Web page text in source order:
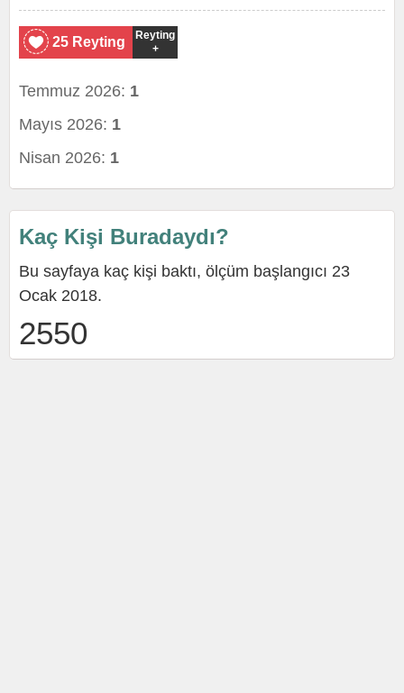
25 Reyting
Reyting
+
Temmuz 2026: 1
Mayıs 2026: 1
Nisan 2026: 1
Kaç Kişi Buradaydı?
Bu sayfaya kaç kişi baktı, ölçüm başlangıcı 23
Ocak 2018.
2550